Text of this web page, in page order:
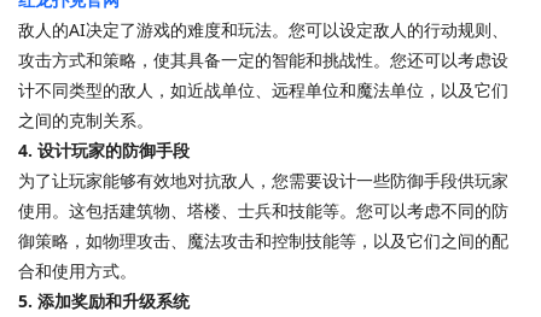
敌人的AI决定了游戏的难度和玩法。您可以设定敌人的行动规则、
攻击方式和策略，使其具备一定的智能和挑战性。您还可以考虑设
计不同类型的敌人，如近战单位、远程单位和魔法单位，以及它们
之间的克制关系。
4. 设计玩家的防御手段
为了让玩家能够有效地对抗敌人，您需要设计一些防御手段供玩家
使用。这包括建筑物、塔楼、士兵和技能等。您可以考虑不同的防
御策略，如物理攻击、魔法攻击和控制技能等，以及它们之间的配
合和使用方式。
5. 添加奖励和升级系统